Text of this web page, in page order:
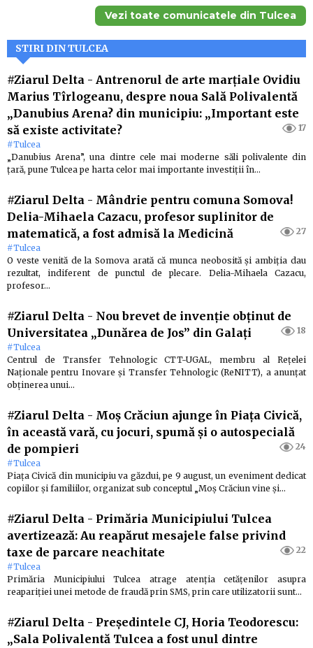
Vezi toate comunicatele din Tulcea
STIRI DIN TULCEA
#Ziarul Delta - Antrenorul de arte marţiale Ovidiu
Marius Tîrlogeanu, despre noua Sală Polivalentă
„Danubius Arena? din municipiu: „Important este
să existe activitate?
17
#Tulcea
„Danubius Arena”, una dintre cele mai moderne săli polivalente din
ţară, pune Tulcea pe harta celor mai importante investiţii în…
#Ziarul Delta - Mândrie pentru comuna Somova!
Delia-Mihaela Cazacu, profesor suplinitor de
matematică, a fost admisă la Medicină
27
#Tulcea
O veste venită de la Somova arată că munca neobosită şi ambiţia dau
rezultat, indiferent de punctul de plecare. Delia-Mihaela Cazacu,
profesor…
#Ziarul Delta - Nou brevet de invenţie obţinut de
Universitatea „Dunărea de Jos” din Galaţi
18
#Tulcea
Centrul de Transfer Tehnologic CTT-UGAL, membru al Reţelei
Naţionale pentru Inovare şi Transfer Tehnologic (ReNITT), a anunţat
obţinerea unui…
#Ziarul Delta - Moş Crăciun ajunge în Piaţa Civică,
în această vară, cu jocuri, spumă şi o autospecială
de pompieri
24
#Tulcea
Piaţa Civică din municipiu va găzdui, pe 9 august, un eveniment dedicat
copiilor şi familiilor, organizat sub conceptul „Moş Crăciun vine şi…
#Ziarul Delta - Primăria Municipiului Tulcea
avertizează: Au reapărut mesajele false privind
taxe de parcare neachitate
22
#Tulcea
Primăria Municipiului Tulcea atrage atenţia cetăţenilor asupra
reapariţiei unei metode de fraudă prin SMS, prin care utilizatorii sunt…
#Ziarul Delta - Preşedintele CJ, Horia Teodorescu:
„Sala Polivalentă Tulcea a fost unul dintre